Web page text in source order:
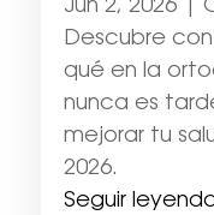
Jun 2, 2026|
Descubre
qué en la
nunca es
mejorar tu
2026.
Seguir